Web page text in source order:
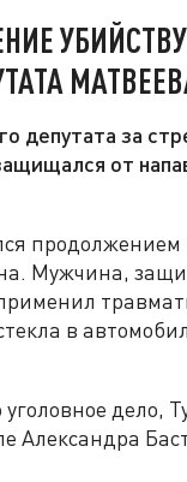
депутата за
от
продолжением
Мужчина,
в
дело,
Александра